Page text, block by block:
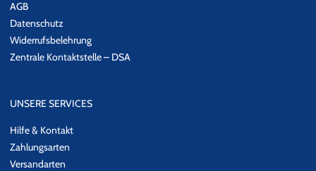
AGB
Datenschutz
Widerrufsbelehrung
Zentrale Kontaktstelle – DSA
UNSERE SERVICES
Hilfe & Kontakt
Zahlungsarten
Versandarten